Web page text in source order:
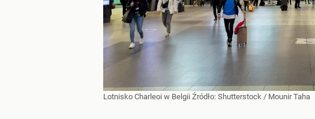
Lotnisko Charleoi w Belgii Źródło: Shutterstock / Mounir Taha